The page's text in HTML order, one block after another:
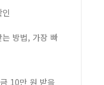
는 방법, 가장 빠
10만 원 받을